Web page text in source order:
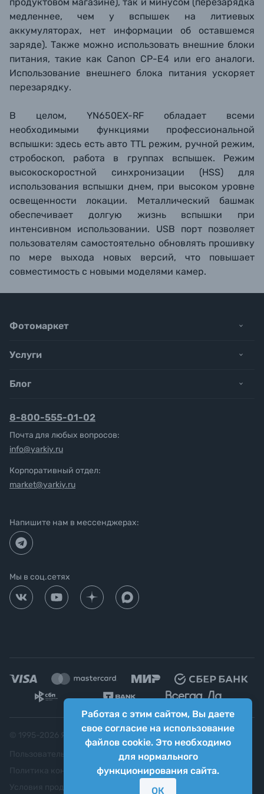
медленнее, чем у вспышек на литиевых
аккумуляторах, нет информации об оставшемся
заряде). Также можно использовать внешние блоки
питания, такие как Canon CP-E4 или его аналоги.
Использование внешнего блока питания ускоряет
перезарядку.
В целом, YN650EX-RF обладает всеми
необходимыми функциями профессиональной
вспышки: здесь есть авто TTL режим, ручной режим,
стробоскоп, работа в группах вспышек. Режим
высокоскоростной синхронизации (HSS) для
использования вспышки днем, при высоком уровне
освещенности локации. Металлический башмак
обеспечивает долгую жизнь вспышки при
интенсивном использовании. USB порт позволяет
пользователям самостоятельно обновлять прошивку
по мере выхода новых версий, что повышает
совместимость с новыми моделями камер.
Работая с этим сайтом, Вы даете
свое согласие на использование
файлов cookie. Это необходимо
для нормального
функционирования сайта.
ОК
Фотомаркет
Услуги
Блог
8-800-555-01-02
Почта для любых вопросов:
info@yarkiy.ru
Корпоративный отдел:
market@yarkiy.ru
Напишите нам в мессенджерах:
Мы в соц.сетях
Яркий фотомаркет ("Яркий Мир")
Пользовательское соглашение
Политика конфиденциальности